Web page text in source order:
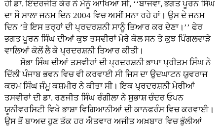
ਹੀ ਡਾ. ਇੰਦਰਜੀਤ ਕੌਰ ਨੇ ਮੈਨੂੰ ਆਖਿਆ ਸੀ, ‘‘ਬਾਜਵਾ, ਭਗਤ ਪੂਰਨ ਸਿੰਘ
ਦਾ ਸੌ ਸਾਲਾ ਜਨਮ ਦਿਨ 2004 ਵਿਚ ਅਸੀਂ ਮਨਾ ਰਹੇ ਹਾਂ। ਉਸ ਦੇ ਜਨਮ
ਦਿਨ ’ਤੇ ਇਸ ਤਰ੍ਹਾਂ ਦੀ ਪ੍ਰਦਰਸ਼ਨੀ ਸਾਨੂੰ ਤਿਆਰ ਕਰ ਦੇਣਾ।’’ ਫੇਰ
ਭਗਤ ਪੂਰਨ ਸਿੰਘ ਦੀਆਂ ਕੁਝ ਤਸਵੀਰਾਂ ਮੇਰੇ ਕੋਲ ਸਨ ਤੇ ਕੁਝ ਪਿੰਗਲਵਾੜੇ
ਵਾਲਿਆਂ ਕੋਲੋਂ ਲੈ ਕੇ ਪ੍ਰਦਰਸ਼ਨੀ ਤਿਆਰ ਕੀਤੀ।
ਸੋਭਾ ਸਿੰਘ ਦੀਆਂ ਤਸਵੀਰਾਂ ਦੀ ਪ੍ਰਦਰਸ਼ਨੀ ਭਾਪਾ ਪ੍ਰੀਤਮ ਸਿੰਘ ਨੇ
ਦਿੱਲੀ ਪੰਜਾਬ ਭਵਨ ਵਿਚ ਵੀ ਕਰਵਾਈ ਸੀ ਜਿਸ ਦਾ ਉਦਘਾਟਨ ਯੁਵਰਾਜ
ਕਰਮ ਸਿੰਘ ਜੰਮੂ ਕਸ਼ਮੀਰ ਨੇ ਕੀਤਾ ਸੀ। ਇਕ ਪ੍ਰਦਰਸ਼ਨੀ ਮੇਰੀਆਂ
ਤਸਵੀਰਾਂ ਦੀ ਡਾ. ਰਣਜੀਤ ਸਿੰਘ ਰੰਗੀਲਾ ਨੇ ਸੁਭਾਸ਼ ਚੰਦਰ ਓਪਨ
ਯੂਨੀਵਰਸਿਟੀ ਵਿਖੇ ਭਾਸ਼ਾ ਵਿਗਿਆਨੀਆਂ ਦੀ ਕਾਨਫਰੰਸ ਵਿਚ ਕਰਵਾਈ।
ਉਸ ਤੋਂ ਬਾਅਦ ਹੁਣ ਤੱਕ ਹਰ ਐਤਵਾਰ ਅਜੀਤ ਅਖ਼ਬਾਰ ਵਿਚ ਭੁੱਲੀਆਂ